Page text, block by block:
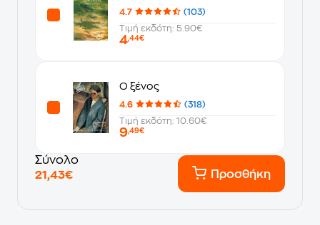
4.7
(103)
Τιμή εκδότη: 5.90€
4,44€
Ο ξένος
4.6
(318)
Τιμή εκδότη: 10.60€
9,49€
Σύνολο
21,43€
Προσθήκη